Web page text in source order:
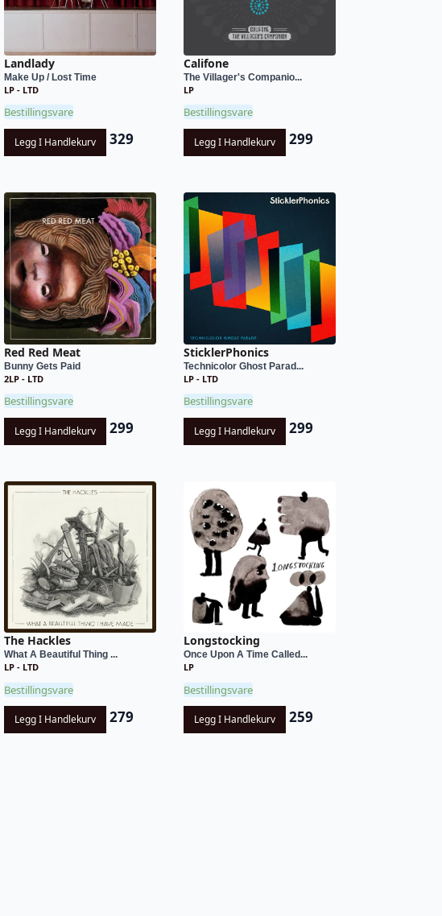
Landlady
Make Up / Lost Time
LP - LTD
Bestillingsvare
Legg I Handlekurv 329
Califone
The Villager's Companio...
LP
Bestillingsvare
Legg I Handlekurv 299
Red Red Meat
Bunny Gets Paid
2LP - LTD
Bestillingsvare
Legg I Handlekurv 299
SticklerPhonics
Technicolor Ghost Parad...
LP - LTD
Bestillingsvare
Legg I Handlekurv 299
The Hackles
What A Beautiful Thing ...
LP - LTD
Bestillingsvare
Legg I Handlekurv 279
Longstocking
Once Upon A Time Called...
LP
Bestillingsvare
Legg I Handlekurv 259